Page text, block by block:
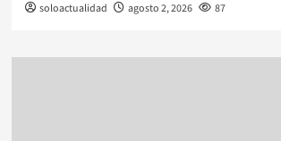
soloactualidad agosto 2, 2026 87